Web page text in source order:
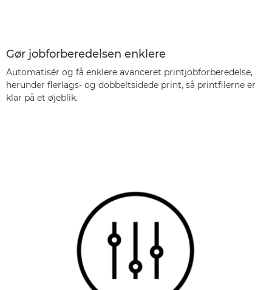
Gør jobforberedelsen enklere
Automatisér og få enklere avanceret printjobforberedelse,
herunder flerlags- og dobbeltsidede print, så printfilerne er
klar på et øjeblik.